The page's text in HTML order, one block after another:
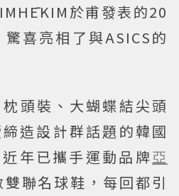
於甫發表的20
喜亮相了與ASICS的
頭裝、大蝴蝶結尖頭
造設計群話題的韓國
年已攜手運動品牌亞
聯名球鞋，每回都引